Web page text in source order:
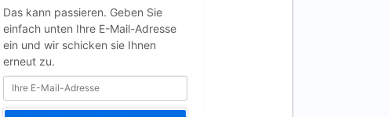
Das kann passieren. Geben Sie
einfach unten Ihre E-Mail-Adresse
ein und wir schicken sie Ihnen
erneut zu.